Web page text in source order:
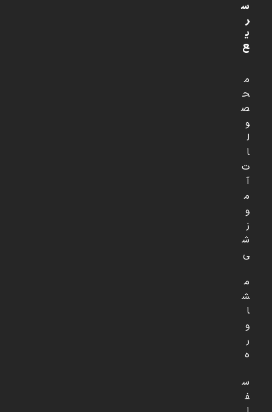
س
ر
ی
ع
م
ح
ص
و
ل
ا
ت
آ
م
و
ز
ش
ی
م
ش
ا
و
ر
ه
س
ف